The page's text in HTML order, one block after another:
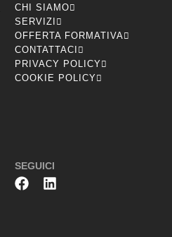
CHI SIAMO
SERVIZI
OFFERTA FORMATIVA
CONTATTACI
PRIVACY POLICY
COOKIE POLICY
SEGUICI